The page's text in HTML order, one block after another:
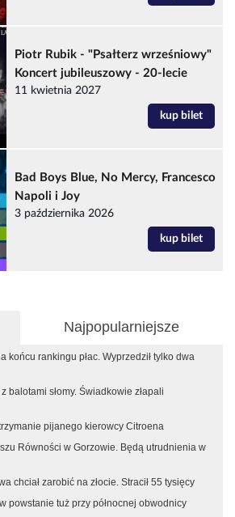
Piotr Rubik - "Psałterz wrześniowy"
Koncert jubileuszowy - 20-lecie
11 kwietnia 2027
kup bilet
Bad Boys Blue, No Mercy, Francesco
Napoli i Joy
3 października 2026
kup bilet
Najpopularniejsze
końcu rankingu płac. Wyprzedził tylko dwa
balotami słomy. Świadkowie złapali
pijanego kierowcy Citroena
Równości w Gorzowie. Będą utrudnienia w
chciał zarobić na złocie. Stracił 55 tysięcy
powstanie tuż przy północnej obwodnicy